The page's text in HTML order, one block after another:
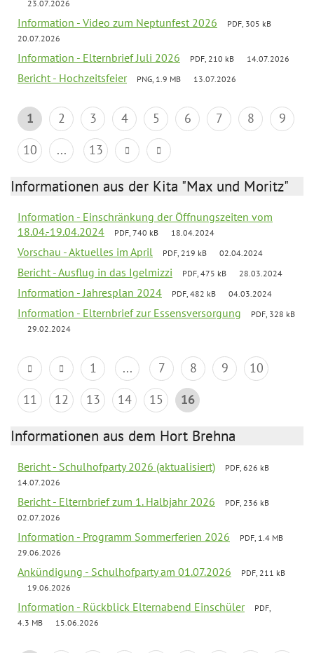
23.07.2026
Information - Video zum Neptunfest 2026
PDF, 305 kB
20.07.2026
Information - Elternbrief Juli 2026 PDF, 210 kB 14.07.2026
Bericht - Hochzeitsfeier PNG, 1.9 MB 13.07.2026
1 2 3 4 5 6 7 8
9
10
... 13
Informationen aus der Kita "Max und Moritz"
Information - Einschränkung der Öffnungszeiten vom
18.04.-19.04.2024
PDF, 740 kB 18.04.2024
Vorschau - Aktuelles im April PDF, 219 kB 02.04.2024
Bericht - Ausflug in das Igelmizzi PDF, 475 kB 28.03.2024
Information - Jahresplan 2024 PDF, 482 kB 04.03.2024
Information - Elternbrief zur Essensversorgung
PDF, 328 kB
29.02.2024
1 ... 7 8 9
10
11
12 13 14 15 16
Informationen aus dem Hort Brehna
Bericht - Schulhofparty 2026 (aktualisiert)
PDF, 626 kB
14.07.2026
Bericht - Elternbrief zum 1. Halbjahr 2026
PDF, 236 kB
02.07.2026
Information - Programm Sommerferien 2026
PDF, 1.4 MB
29.06.2026
Ankündigung - Schulhofparty am 01.07.2026
PDF, 211 kB
19.06.2026
Information - Rückblick Elternabend Einschüler
PDF,
4.3 MB
15.06.2026